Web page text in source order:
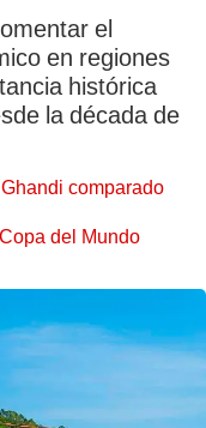
el
en regiones
histórica
la década de
comparado
del Mundo